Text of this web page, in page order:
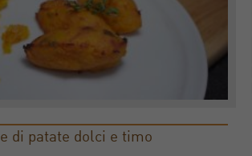
di patate dolci e timo